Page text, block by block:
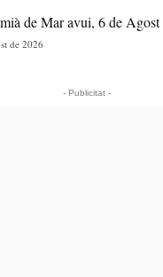
de Mar avui, 6 de Agost
de 2026
- Publicitat -